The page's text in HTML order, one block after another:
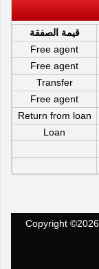
قيمة الصفقة
Free agent
Free agent
Transfer
Free agent
Return from loan
Loan
Copyright ©